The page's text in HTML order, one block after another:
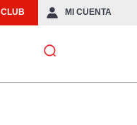
MI CUENTA